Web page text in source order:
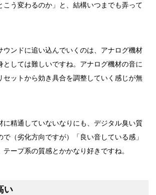
こう変わるのか」と、結構いつまでも弄って
ウンドに追い込んでいくのは、アナログ機材
としては難しいですね。アナログ機材の音に
セットから効き具合を調整していく感じが無
に精通していないなりにも、デジタル臭い質
（劣化方向ですが）「良い音している感」
ープ系の質感とかかなり好きですね。
い